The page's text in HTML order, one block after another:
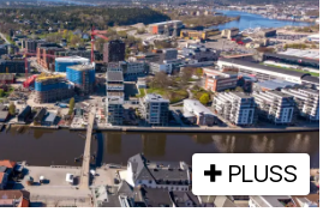
PLUSS